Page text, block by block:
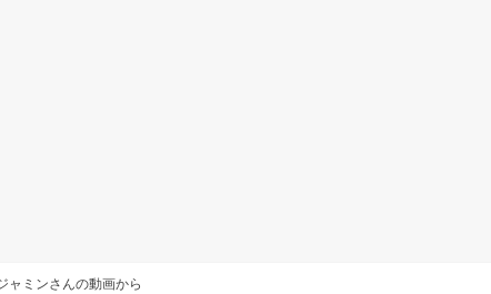
ャミンさんの動画から